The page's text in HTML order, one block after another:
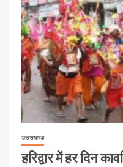
उत्तराखण्ड
हरिद्वार में हर दिन